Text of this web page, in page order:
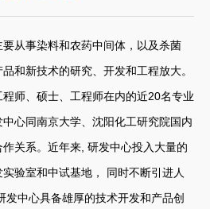
从事染料和农药中间体，以及杀菌
和新技术的研究、开发和工程放大。
师、硕士、工程师在内的近20名专业
心同南京大学、沈阳化工研究院国内
关系。近年来, 研发中心投入大量的
验室和中试基地， 同时不断引进人
发中心具备雄厚的技术开发和产品创